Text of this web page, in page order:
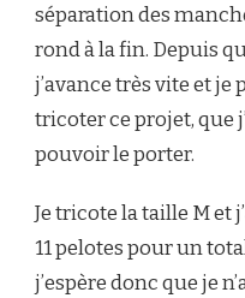
séparation des
rond à la fin. Depuis
j’avance très vite et
tricoter ce projet, que
pouvoir le porter.
Je tricote la taille M et
11 pelotes pour un
j’espère donc que je